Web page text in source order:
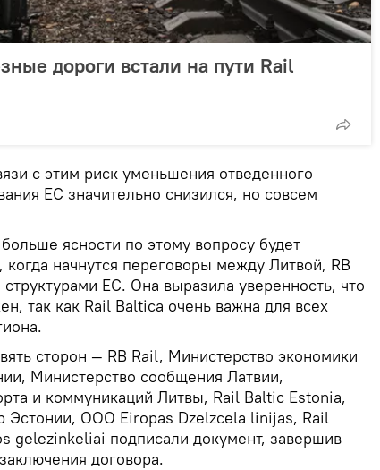
дороги встали на пути Rail
с этим риск уменьшения отведенного
ЕС значительно снизился, но совсем
ясности по этому вопросу будет
начнутся переговоры между Литвой, RB
ЕС. Она выразила уверенность, что
так как Rail Baltica очень важна для всех
сторон — RB Rail, Министерство экономики
Министерство сообщения Латвии,
и коммуникаций Литвы, Rail Baltic Estonia,
Эстонии, ООО Eiropas Dzelzcela linijas, Rail
gelezinkeliai подписали документ, завершив
договора.